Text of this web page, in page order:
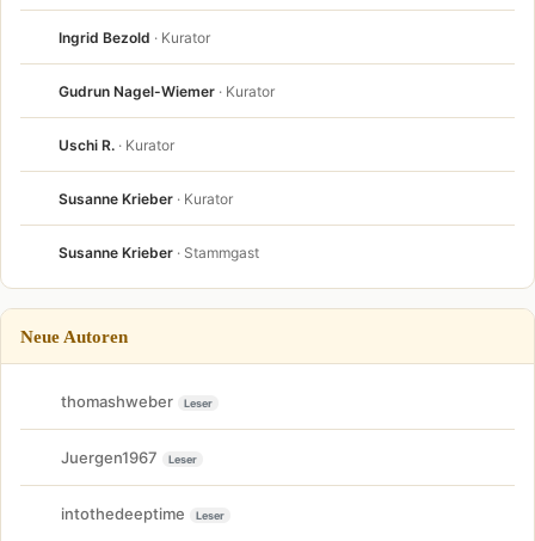
Ingrid Bezold · Kurator
Gudrun Nagel-Wiemer · Kurator
Uschi R. · Kurator
Susanne Krieber · Kurator
Susanne Krieber · Stammgast
Neue Autoren
thomashweber Leser
Juergen1967 Leser
intothedeeptime Leser